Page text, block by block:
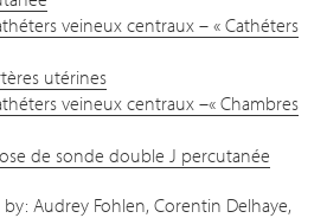
veineux centraux – « Cathéters
utérines
veineux centraux –« Chambres
de sonde double J percutanée
Audrey Fohlen, Corentin Delhaye,